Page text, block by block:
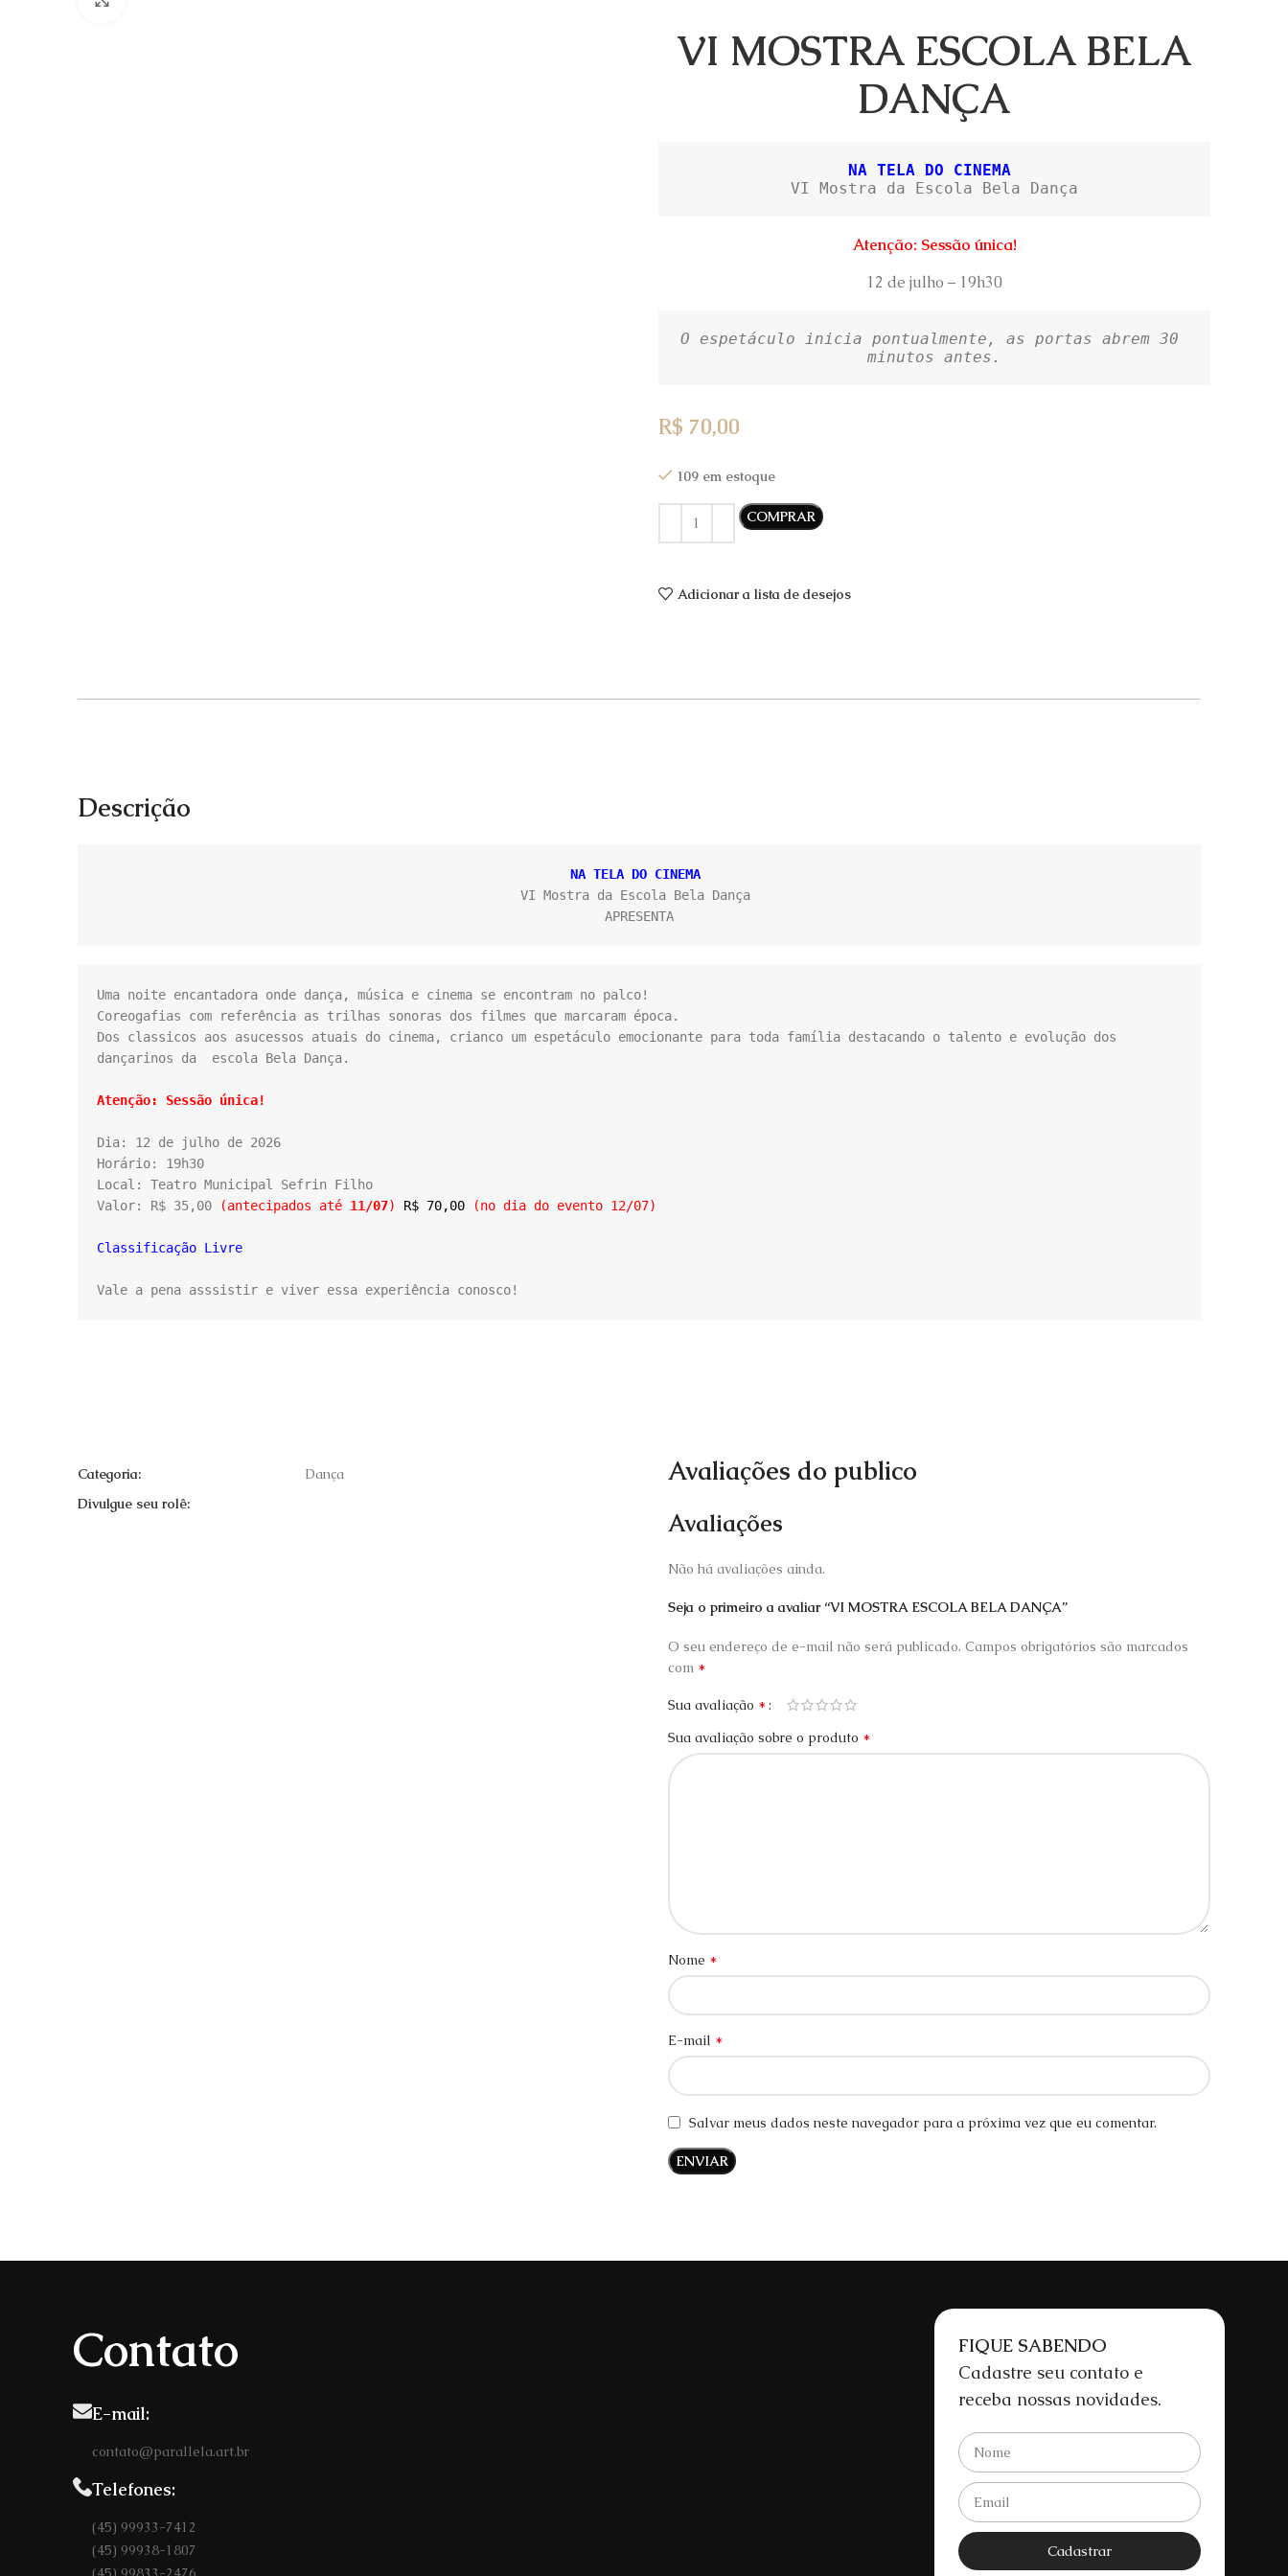
VI MOSTRA ESCOLA BELA
DANÇA
NA TELA DO CINEMA
VI Mostra da Escola Bela Dança
Atenção: Sessão única!
12 de julho – 19h30
O espetáculo inicia pontualmente, as portas abrem 30
minutos antes.
R$ 70,00
109 em estoque
COMPRAR
Adicionar a lista de desejos
Descrição
NA TELA DO CINEMA
VI Mostra da Escola Bela Dança
APRESENTA
Uma noite encantadora onde dança, música e cinema se encontram no palco!
Coreogafias com referência as trilhas sonoras dos filmes que marcaram época.
Dos classicos aos asucessos atuais do cinema, crianco um espetáculo emocionante para toda família destacando o talento e evolução dos
dançarinos da  escola Bela Dança.
Atenção: Sessão única!
Dia: 12 de julho de 2026
Horário: 19h30
Local: Teatro Municipal Sefrin Filho
Valor: R$ 35,00
(antecipados até 11/07) R$ 70,00 (no dia do evento 12/07)
Classificação Livre
Vale a pena asssistir e viver essa experiência conosco!
Categoria:
Dança
Divulgue seu rolê:
Avaliações do publico
Avaliações
Não há avaliações ainda.
Seja o primeiro a avaliar “VI MOSTRA ESCOLA BELA DANÇA”
O seu endereço de e-mail não será publicado. Campos obrigatórios são marcados
com *
Sua avaliação *
Sua avaliação sobre o produto *
Nome *
E-mail *
Salvar meus dados neste navegador para a próxima vez que eu comentar.
Contato
E-mail:
contato@parallela.art.br
Telefones:
(45) 99933-7412
(45) 99938-1807
FIQUE SABENDO
Cadastre seu contato e
receba nossas novidades.
Cadastrar